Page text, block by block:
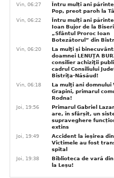
Vin, 06:27
Întru mulți ani
Pop, preot paroh la
Vin, 06:22
Întru mulți ani
Ioan Bujor de la
„Sfântul Proroc Ioan
Botezătorul” din
Vin, 06:20
La mulţi și
doamnei LENUŢA
consilier achiziţii
cadrul Consiliului
Bistriţa-Năsăud!
Vin, 06:18
La mulţi ani domnului
Grapini, primarul
Rodna!
Joi, 19:56
Primarul Gabriel
are, în sfârșit, un
supraveghere
extins
Joi, 19:49
Accident la ieșirea
Victimele au fost
spital
Joi, 19:38
Biblioteca de vară
la Leșu!